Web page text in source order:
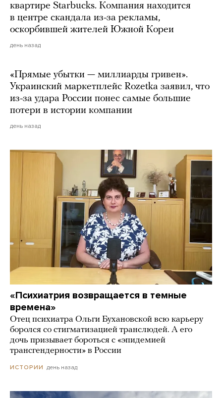
квартире Starbucks. Компания находится
в центре скандала из-за рекламы,
оскорбившей жителей Южной Кореи
день назад
«Прямые убытки — миллиарды гривен».
Украинский маркетплейс Rozetka заявил, что
из-за удара России понес самые большие
потери в истории компании
день назад
«Психиатрия возвращается в темные
времена»
Отец психиатра Ольги Бухановской всю карьеру
боролся со стигматизацией транслюдей. А его
дочь призывает бороться с «эпидемией
трансгендерности» в России
ИСТОРИИ день назад